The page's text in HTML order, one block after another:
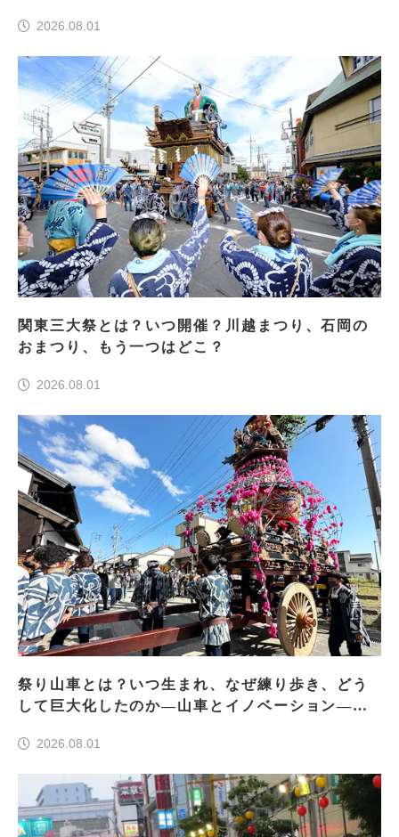
2026.08.01
関東三大祭とは？いつ開催？川越まつり、石岡の
おまつり、もう一つはどこ？
2026.08.01
祭り山車とは？いつ生まれ、なぜ練り歩き、どう
して巨大化したのか―山車とイノベーション―＜
2026.08.01